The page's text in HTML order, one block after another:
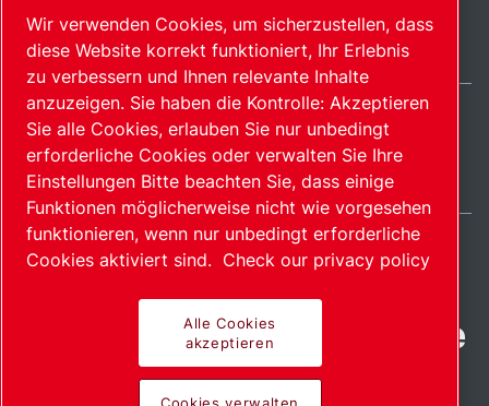
SitemapCookies verwalten© 2026 Copyright.
Switzerland / DE
Fortschrittliche Produkte
mit Leidenschaft
Wir verwenden Cookies, um sicherzustellen, dass
diese Website korrekt funktioniert, Ihr Erlebnis
zu verbessern und Ihnen relevante Inhalte
anzuzeigen. Sie haben die Kontrolle: Akzeptieren
Sie alle Cookies, erlauben Sie nur unbedingt
erforderliche Cookies oder verwalten Sie Ihre
Einstellungen Bitte beachten Sie, dass einige
Funktionen möglicherweise nicht wie vorgesehen
funktionieren, wenn nur unbedingt erforderliche
Cookies aktiviert sind. Check our privacy policy
Alle Cookies
akzeptieren